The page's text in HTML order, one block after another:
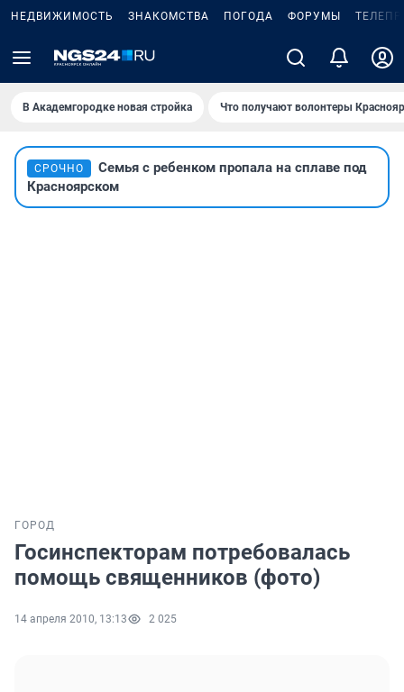
НЕДВИЖИМОСТЬ ЗНАКОМСТВА ПОГОДА ФОРУМЫ
В Академгородке новая стройка Что получают волонтеры
СРОЧНО
Семья с ребенком пропала на сплаве под
Красноярском
ГОРОД
Госинспекторам потребовалась
помощь священников (фото)
14 апреля 2010, 13:13 2 025